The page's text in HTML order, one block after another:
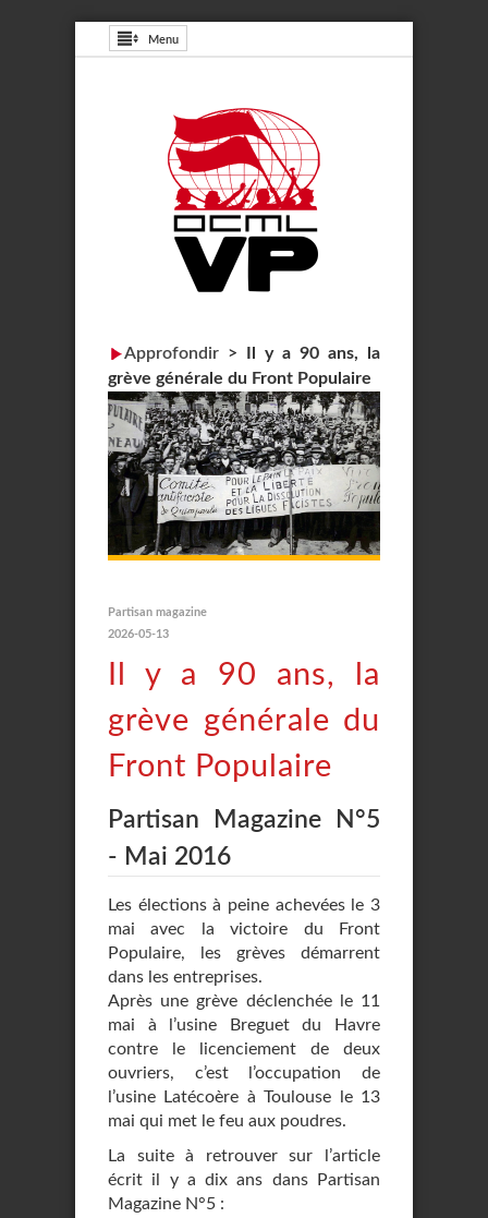
Menu
Approfondir >
Il y a 90 ans, la
grève générale du Front Populaire
Partisan magazine
2026-05-13
Il y a 90 ans, la
grève générale du
Front Populaire
Partisan Magazine N°5
- Mai 2016
Les élections à peine achevées le 3
mai avec la victoire du Front
Populaire, les grèves démarrent
dans les entreprises.
Après une grève déclenchée le 11
mai à l’usine Breguet du Havre
contre le licenciement de deux
ouvriers, c’est l’occupation de
l’usine Latécoère à Toulouse le 13
mai qui met le feu aux poudres.
La suite à retrouver sur l’article
écrit il y a dix ans dans Partisan
Magazine N°5 :